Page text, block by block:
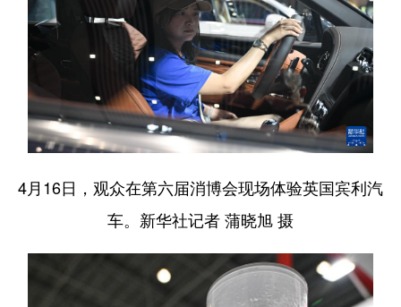
4月16日，观众在第六届消博会现场体验英国宾利汽
车。新华社记者 蒲晓旭 摄